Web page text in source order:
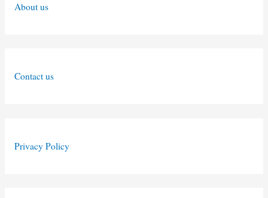
About us
Contact us
Privacy Policy